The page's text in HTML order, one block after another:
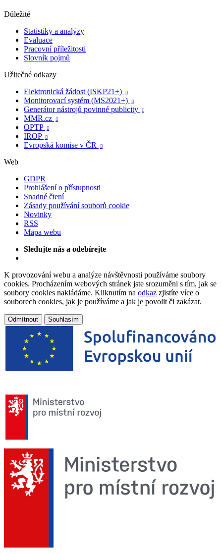
Důležité
Statistiky a analýzy
Evaluace
Pracovní příležitosti
Slovník pojmů
Užitečné odkazy
Elektronická žádost (ISKP21+)

Monitorovací systém (MS2021+) 
Generátor nástrojů povinné publicity 
MMR.cz 
OPTP 
IROP 
Evropská komise v ČR 
Web
GDPR
Prohlášení o přístupnosti
Snadné čtení
Zásady používání souborů cookie
Novinky
RSS
Mapa webu
Sledujte nás a odebírejte
K provozování webu a analýze návštěvnosti používáme soubory
cookies. Procházením webových stránek jste srozuměni s tím, jak se
soubory cookies nakládáme. Kliknutím na odkaz zjistíte více o
souborech cookies, jak je používáme a jak je povolit či zakázat.
Odmítnout Souhlasím